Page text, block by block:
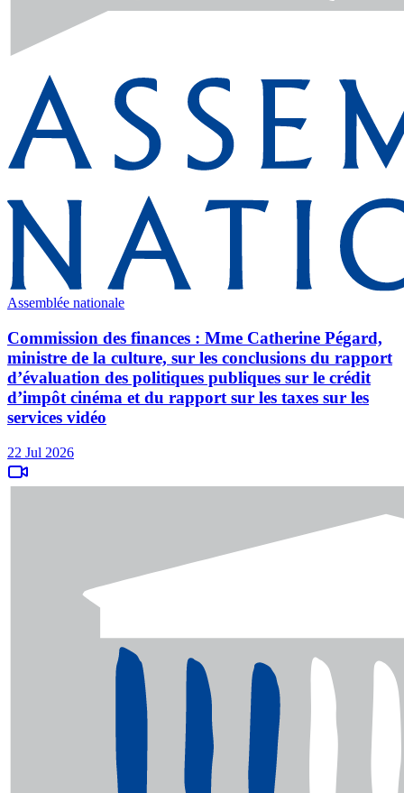
Assemblée nationale
Commission des finances : Mme Catherine Pégard,
ministre de la culture, sur les conclusions du rapport
d’évaluation des politiques publiques sur le crédit
d’impôt cinéma et du rapport sur les taxes sur les
services vidéo
22 Jul 2026